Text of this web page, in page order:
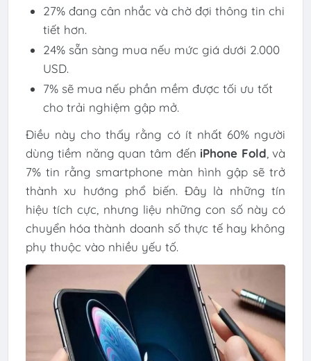
27% đang cân nhắc và chờ đợi thông tin chi
tiết hơn.
24% sẵn sàng mua nếu mức giá dưới 2.000
USD.
7% sẽ mua nếu phần mềm được tối ưu tốt
cho trải nghiệm gập mở.
Điều này cho thấy rằng có ít nhất 60% người
dùng tiềm năng quan tâm đến iPhone Fold , và
7% tin rằng smartphone màn hình gập sẽ trở
thành xu hướng phổ biến. Đây là những tín
hiệu tích cực, nhưng liệu những con số này có
chuyển hóa thành doanh số thực tế hay không
phụ thuộc vào nhiều yếu tố.